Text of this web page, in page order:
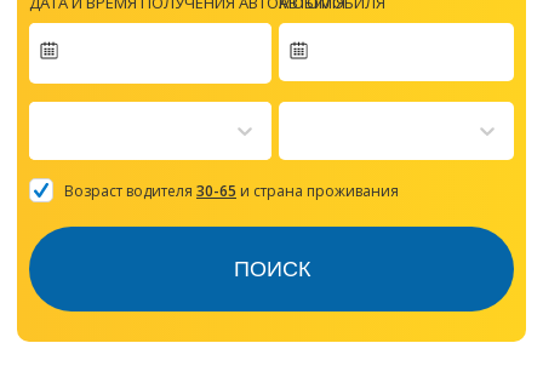
forward
with
the
and
Возраст водителя 30-65 и страна проживания
ПОИСК